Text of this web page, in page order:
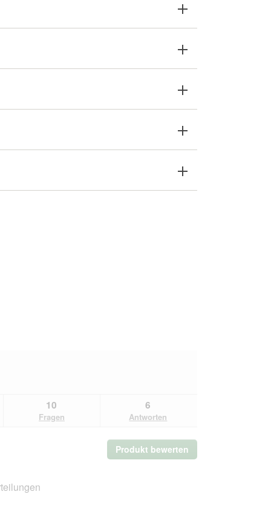
10
Fragen
6
Antworten
Produkt bewerten
Mit